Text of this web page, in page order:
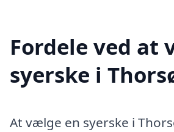
Fordele ved at
syerske i
At vælge en syerske i